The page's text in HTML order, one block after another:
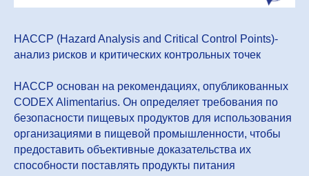
HACCP (Hazard Analysis and Critical Control Points)-
анализ рисков и критических контрольных точек
HACCP основан на рекомендациях, опубликованных
CODEX Alimentarius. Он определяет требования по
безопасности пищевых продуктов для использования
организациями в пищевой промышленности, чтобы
предоставить объективные доказательства их
способности поставлять продукты питания